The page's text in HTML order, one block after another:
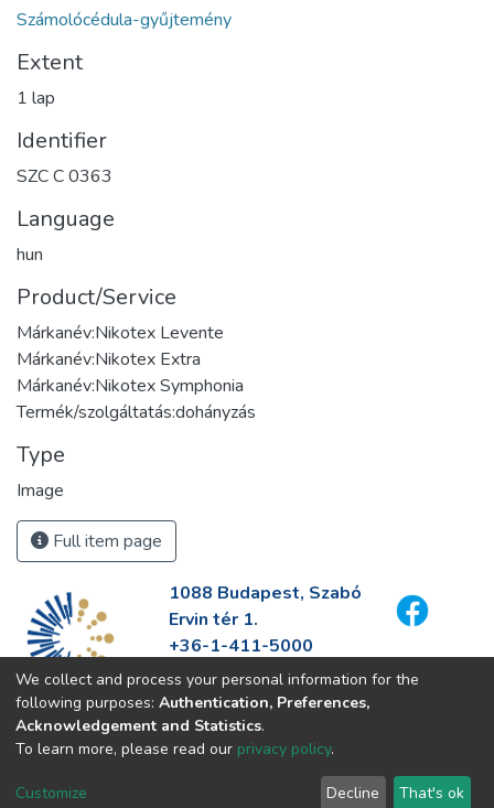
Számolócédula-gyűjtemény
Extent
1 lap
Identifier
SZC C 0363
Language
hun
Product/Service
Márkanév:Nikotex Levente
Márkanév:Nikotex Extra
Márkanév:Nikotex Symphonia
Termék/szolgáltatás:dohányzás
Type
Image
Full item page
1088 Budapest, Szabó
Ervin tér 1.
+36-1-411-5000
info@fszek.hu
https://fszek.hu
We collect and process your personal information for the
following purposes: Authentication, Preferences,
Acknowledgement and Statistics.
To learn more, please read our privacy policy.
Customize Decline That's ok